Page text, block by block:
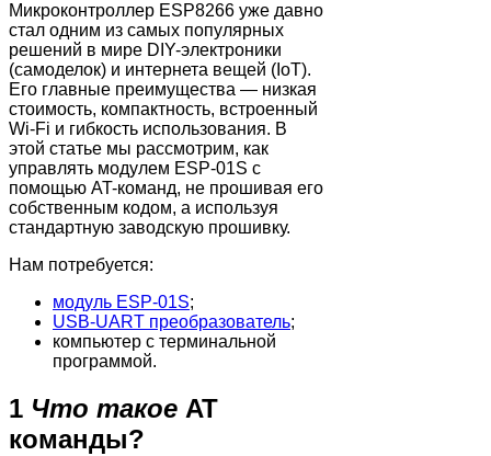
Микроконтроллер ESP8266 уже давно
стал одним из самых популярных
решений в мире DIY-электроники
(самоделок) и интернета вещей (IoT).
Его главные преимущества — низкая
стоимость, компактность, встроенный
Wi-Fi и гибкость использования. В
этой статье мы рассмотрим, как
управлять модулем ESP-01S с
помощью AT-команд, не прошивая его
собственным кодом, а используя
стандартную заводскую прошивку.
Нам потребуется:
модуль ESP-01S;
USB-UART преобразователь;
компьютер с терминальной
программой.
1 Что такое AT
команды?